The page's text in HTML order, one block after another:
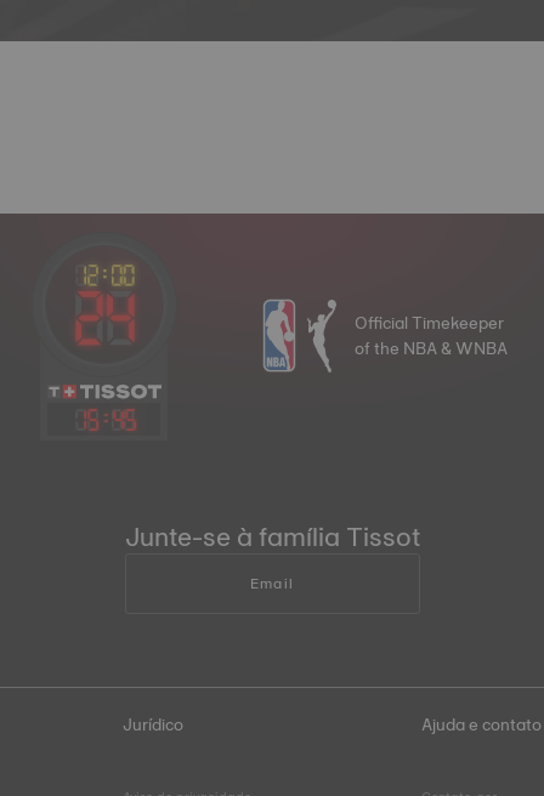
15:45
Official Timekeeper
of the NBA & WNBA
Junte-se à família Tissot
Email
Jurídico Ajuda e contato